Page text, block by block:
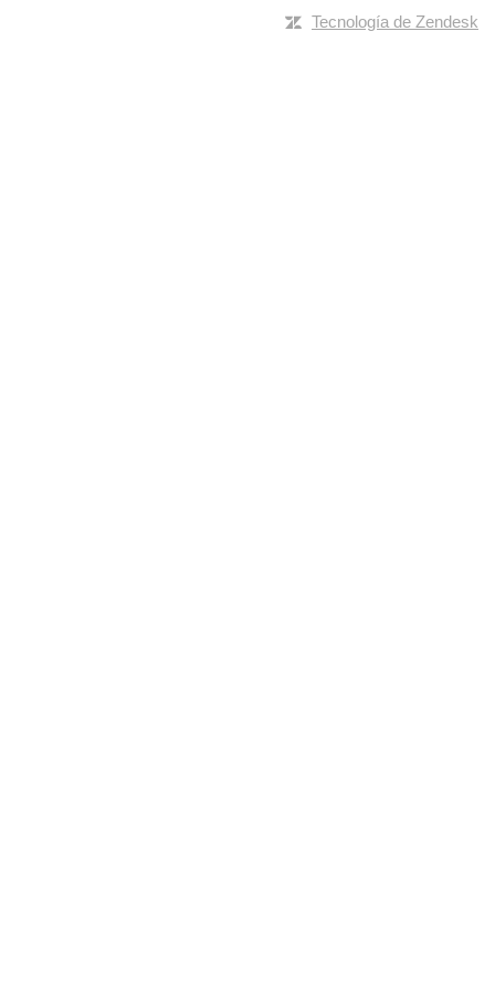
Tecnología de Zendesk